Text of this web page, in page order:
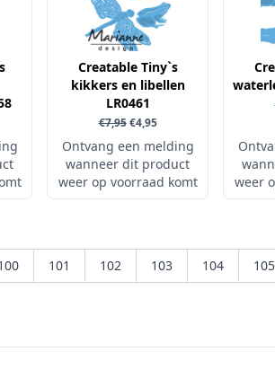
Creatable Tiny`s
kikkers en libellen
LR0461
€7,95€4,95
Ontvang een melding
wanneer dit product
weer op voorraad komt
weer
101 102 103 104 105